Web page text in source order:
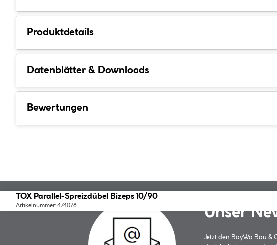
Produktdetails
Datenblätter & Downloads
Bewertungen
TOX Parallel-Spreizdübel Bizeps 10/90
Artikelnummer: 474078 Unser
Jetzt den BayWa Bau &